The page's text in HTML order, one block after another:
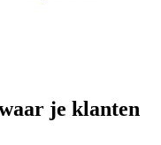
je klanten